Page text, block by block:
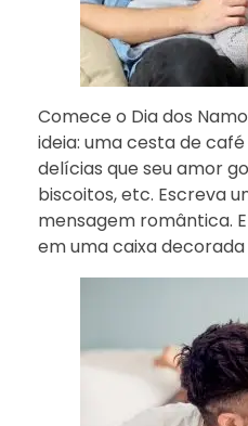
Comece o Dia dos
ideia: uma cesta de
delícias que seu amor
biscoitos, etc. Escreva
mensagem romântica.
em uma caixa